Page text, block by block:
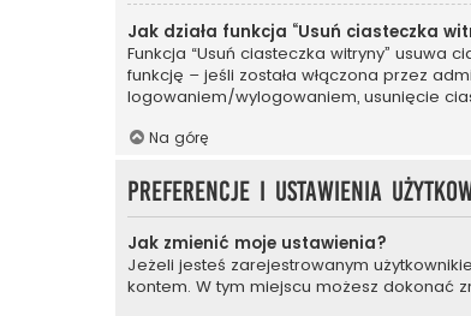
Jak działa funkcja “Usuń ciasteczka
Funkcja “Usuń ciasteczka witryny” usuwa
funkcję – jeśli została włączona przez
logowaniem/wylogowaniem, usunięcie
Na górę
Preferencje i ustawienia
Jak zmienić moje ustawienia?
Jeżeli jesteś zarejestrowanym
kontem. W tym miejscu możesz dokonać